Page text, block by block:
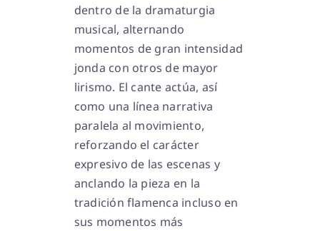
dentro de la dramaturgia
musical, alternando
momentos de gran intensidad
jonda con otros de mayor
lirismo. El cante actúa, así
como una línea narrativa
paralela al movimiento,
reforzando el carácter
expresivo de las escenas y
anclando la pieza en la
tradición flamenca incluso en
sus momentos más